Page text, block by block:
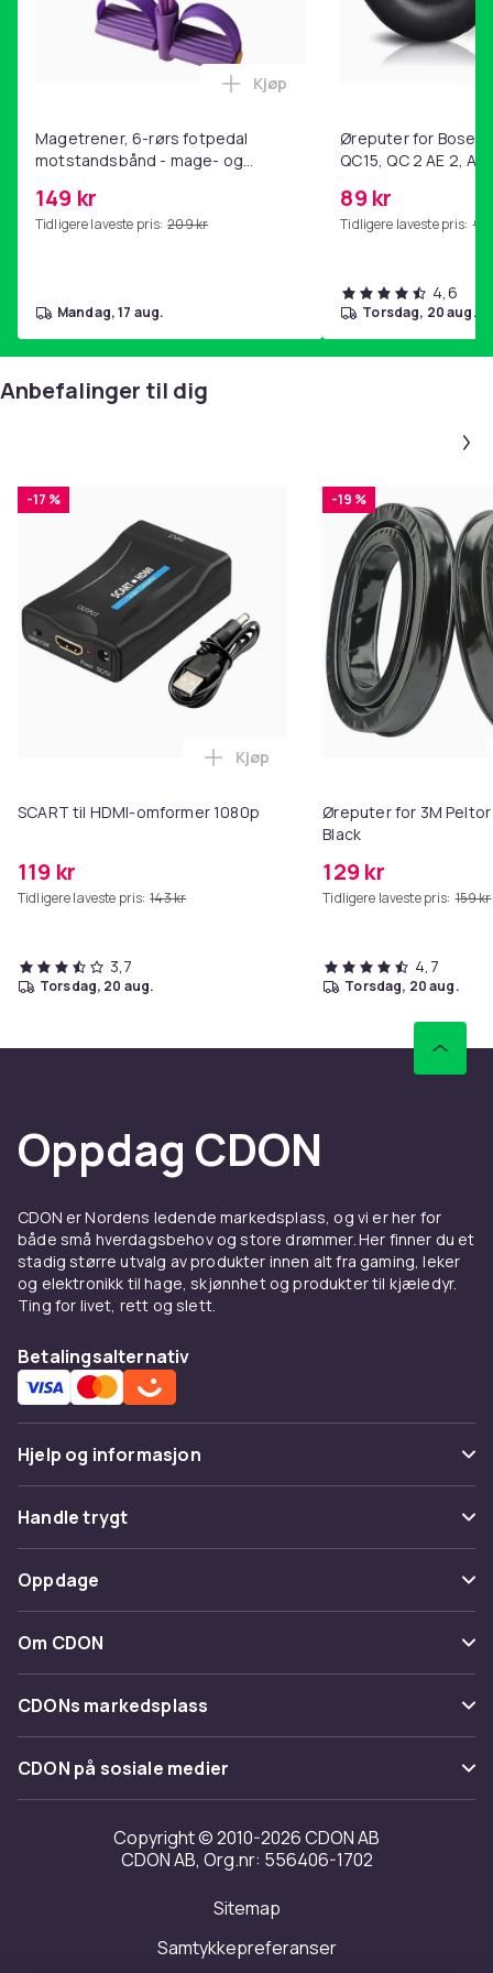
Magetrener, 6-rørs fotpedal
motstandsbånd - mage- og
hjemmegymnastikk Purple
149 kr
Tidligere laveste pris: 209 kr
Legg Magetrener, 6-rørs
Kjøp
mandag, 17 aug.
Øreputer for Bose
QC15, QC 2 AE 2, AE
89 kr
Tidligere laveste pris: 99
4,6
torsdag, 20 aug.
Anbefalinger til dig
-17 %
SCART til HDMI-omformer 1080p
119 kr
Tidligere laveste pris: 143 kr
Legg SCART til HDMI-omformer
Kjøp
3,7
torsdag, 20 aug.
-19 %
Øreputer for 3M Peltor
Black
129 kr
Tidligere laveste pris: 159 kr
4,7
torsdag, 20 aug.
Oppdag CDON
CDON er Nordens ledende markedsplass, og vi er her for
både små hverdagsbehov og store drømmer. Her finner du et
stadig større utvalg av produkter innen alt fra gaming, leker
og elektronikk til hage, skjønnhet og produkter til kjæledyr.
Ting for livet, rett og slett.
Betalingsalternativ
Hjelp og informasjon
Vanlige spørsmål
Spor pakke
Angre & returner her
Kontakt oss
Handle trygt
Betaling
Levering
Tilbakekallinger
Oppdage
Kategorier
Varemerker
Om CDON
Om oss
Kundeanmeldelser
Jobbe på CDON
Investor relations
Tilgjengelighet
CDONs markedsplass
Merchant Help Center
CDON på sosiale medier
Copyright © 2010-2026 CDON AB
CDON AB, Org.nr: 556406-1702
Sitemap
Samtykkepreferanser